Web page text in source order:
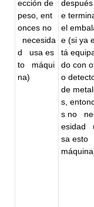
ección de
peso, ent
onces no
necesida
d
usa es
to
máqui
na)
después
e
el
e (si ya
tá
do con
o
de
s,
s no
esidad
sa esto